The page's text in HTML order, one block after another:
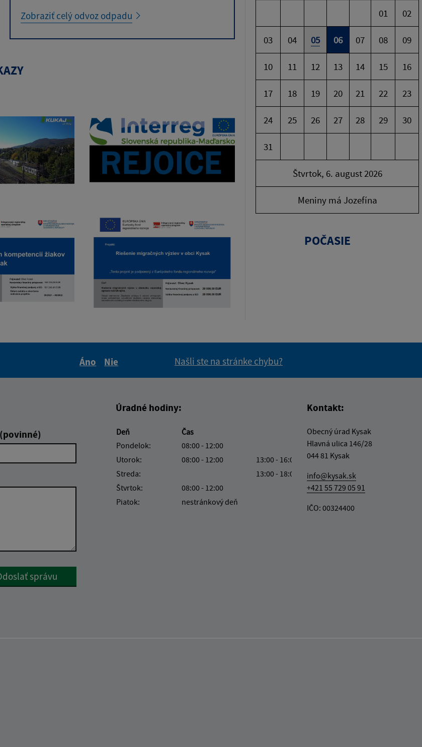
Zobraziť celý odvoz odpadu 01 02
03 04 05 06 07 08 09
10 11 12 13 14 15 16
17 18 19 20 21 22 23
24 25 26 27 28 29 30
31
Štvrtok, 6. august 2026
Meniny má Jozefína
POČASIE
Áno
Nie
Našli ste na stránke chybu?
reCaptcha Response
správu
Úradné hodiny:
Deň
Čas
Pondelok:
08:00 - 12:00
Utorok:
08:00 - 12:00
13:00 - 16:00
Streda:
13:00 - 18:00
Štvrtok:
08:00 - 12:00
Piatok:
nestránkový deň
Kontakt:
Obecný úrad Kysak
Hlavná ulica 146/28
044 81 Kysak
info@kysak.sk
+421 55 729 05 91
IČO: 00324400